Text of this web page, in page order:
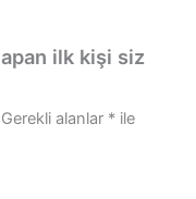
ilk kişi siz
Gerekli alanlar * ile